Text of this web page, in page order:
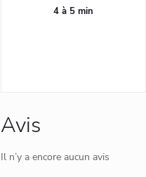
4 à 5 min
Avis
Il n’y a encore aucun avis